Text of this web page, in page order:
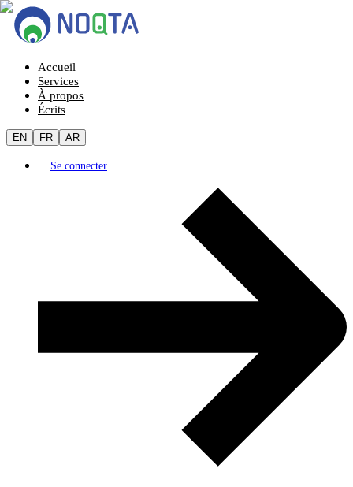
Accueil
Services
À propos
Écrits
EN FR AR
Se connecter